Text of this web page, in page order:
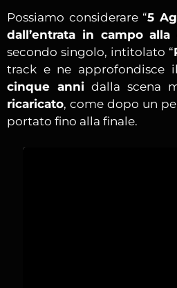
Possiamo considerare “5
dall’entrata in campo alla
secondo singolo, intitolato “
track e ne approfondisce
cinque annidalla scena
ricaricato, come dopo un
portato fino alla finale.